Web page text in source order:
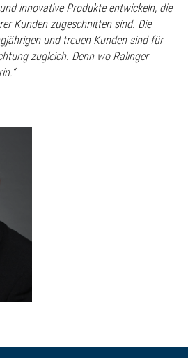
innovative Produkte entwickeln, die
Kunden zugeschnitten sind. Die
und treuen Kunden sind für
zugleich. Denn wo Ralinger